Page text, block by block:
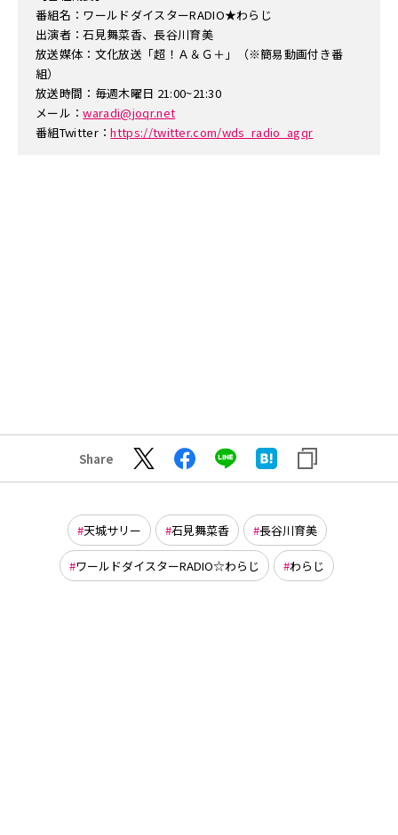
番組名：ワールドダイスターRADIO★わらじ
出演者：石見舞菜香、長谷川育美
放送媒体：文化放送「超！Ａ＆Ｇ＋」（※簡易動画付き番
組）
放送時間：毎週木曜日 21:00~21:30
メール：waradi@joqr.net
番組Twitter：https://twitter.com/wds_radio_agqr
Share
天城サリー 石見舞菜香 長谷川育美
ワールドダイスターRADIO☆わらじ わらじ